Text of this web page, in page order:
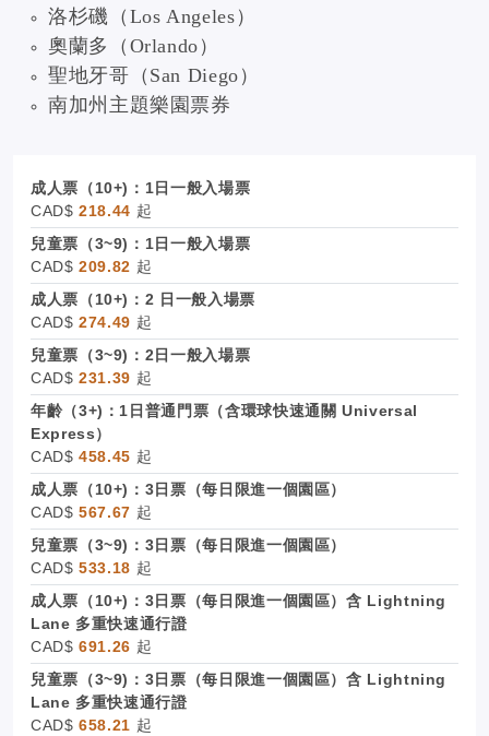
洛杉磯（Los Angeles）
奧蘭多（Orlando）
聖地牙哥（San Diego）
南加州主題樂園票券
成人票（10+)：1日一般入場票
CAD$ 218.44 起
兒童票（3~9)：1日一般入場票
CAD$ 209.82 起
成人票（10+)：2 日一般入場票
CAD$ 274.49 起
兒童票（3~9)：2日一般入場票
CAD$ 231.39 起
年齡（3+)：1日普通門票（含環球快速通關 Universal
Express）
CAD$ 458.45 起
成人票（10+)：3日票（每日限進一個園區）
CAD$ 567.67 起
兒童票（3~9)：3日票（每日限進一個園區）
CAD$ 533.18 起
成人票（10+)：3日票（每日限進一個園區）含 Lightning
Lane 多重快速通行證
CAD$ 691.26 起
兒童票（3~9)：3日票（每日限進一個園區）含 Lightning
Lane 多重快速通行證
CAD$ 658.21 起